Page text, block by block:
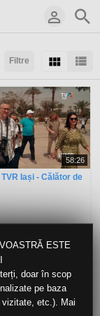
ESTE
doar în scop
pe baza
vizitate, etc.). Mai
Filtre
Arată:
pagină:
58:26
Iași - Călător de